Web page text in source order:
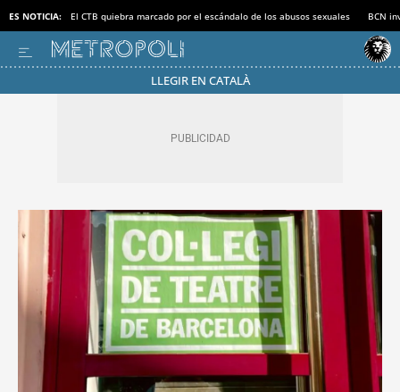
ES NOTICIA: El CTB quiebra marcado por el escándalo de los abusos sexuales BCN
LLEGIR EN CATALÀ